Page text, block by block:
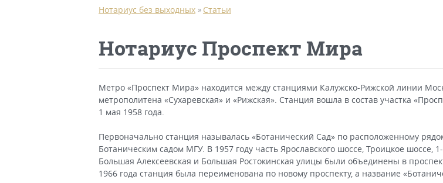
меню
Нотариус без выходных » Статьи
Нотариус Проспект Мира
Метро «Проспект Мира» находится между станциями Калужско-Рижской линии
метрополитена «Сухаревская» и «Рижская». Станция вошла в состав участка
1 мая 1958 года.
Первоначально станция называлась «Ботанический Сад» по расположенному
Ботаническим садом МГУ. В 1957 году часть Ярославского шоссе, Троицкое шоссе,
Большая Алексеевская и Большая Ростокинская улицы были объединены в
1966 года станция была переименована по новому проспекту, а название